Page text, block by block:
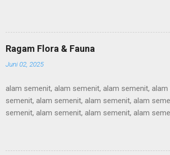
bimbel privat bimbel privat bimbel privat bimbel
bimbel privat bimbel privat bimbel privat bimbel
bimbel privat bimbel privat bimbel privat bimbel
bimbel privat bimbel privat bimbel privat bimbel pri...
Ragam Flora & Fauna
Juni 02, 2025
alam semenit, alam semenit, alam semenit,
semenit, alam semenit, alam semenit, alam
semenit, alam semenit, alam semenit, alam
semenit, alam semenit, alam semenit, alam
semenit, alam semenit, alam semenit, alam